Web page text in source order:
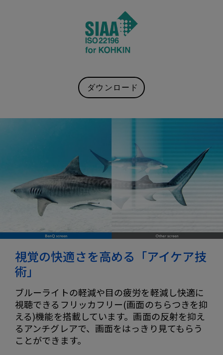
ダウンロード
視覚の快適さを高める「アイケア技
術」
ブルーライトの軽減や目の疲労を軽減し快適に
視聴できるフリッカフリー(画面のちらつきを抑
える)機能を搭載しています。画面の反射を抑え
るアンチグレアで、画面をはっきり見てもらう
ことができます。